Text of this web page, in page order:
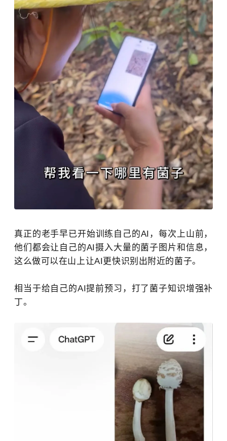
真正的老手早已开始训练自己的AI，每次上山前，
他们都会让自己的AI摄入大量的菌子图片和信息，
这么做可以在山上让AI更快识别出附近的菌子。
相当于给自己的AI提前预习，打了菌子知识增强补
丁。